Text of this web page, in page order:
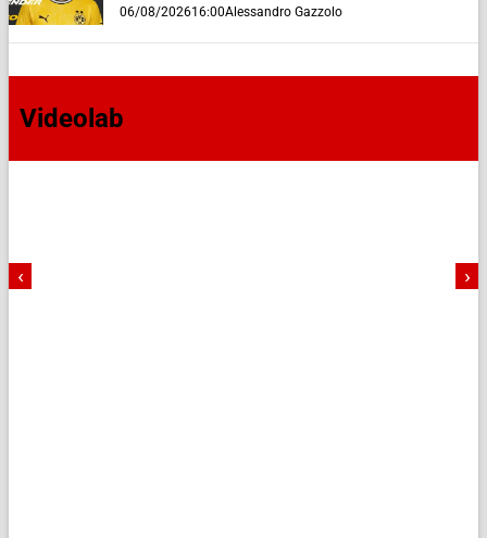
06/08/202616:00Alessandro Gazzolo
Videolab
‹ ›